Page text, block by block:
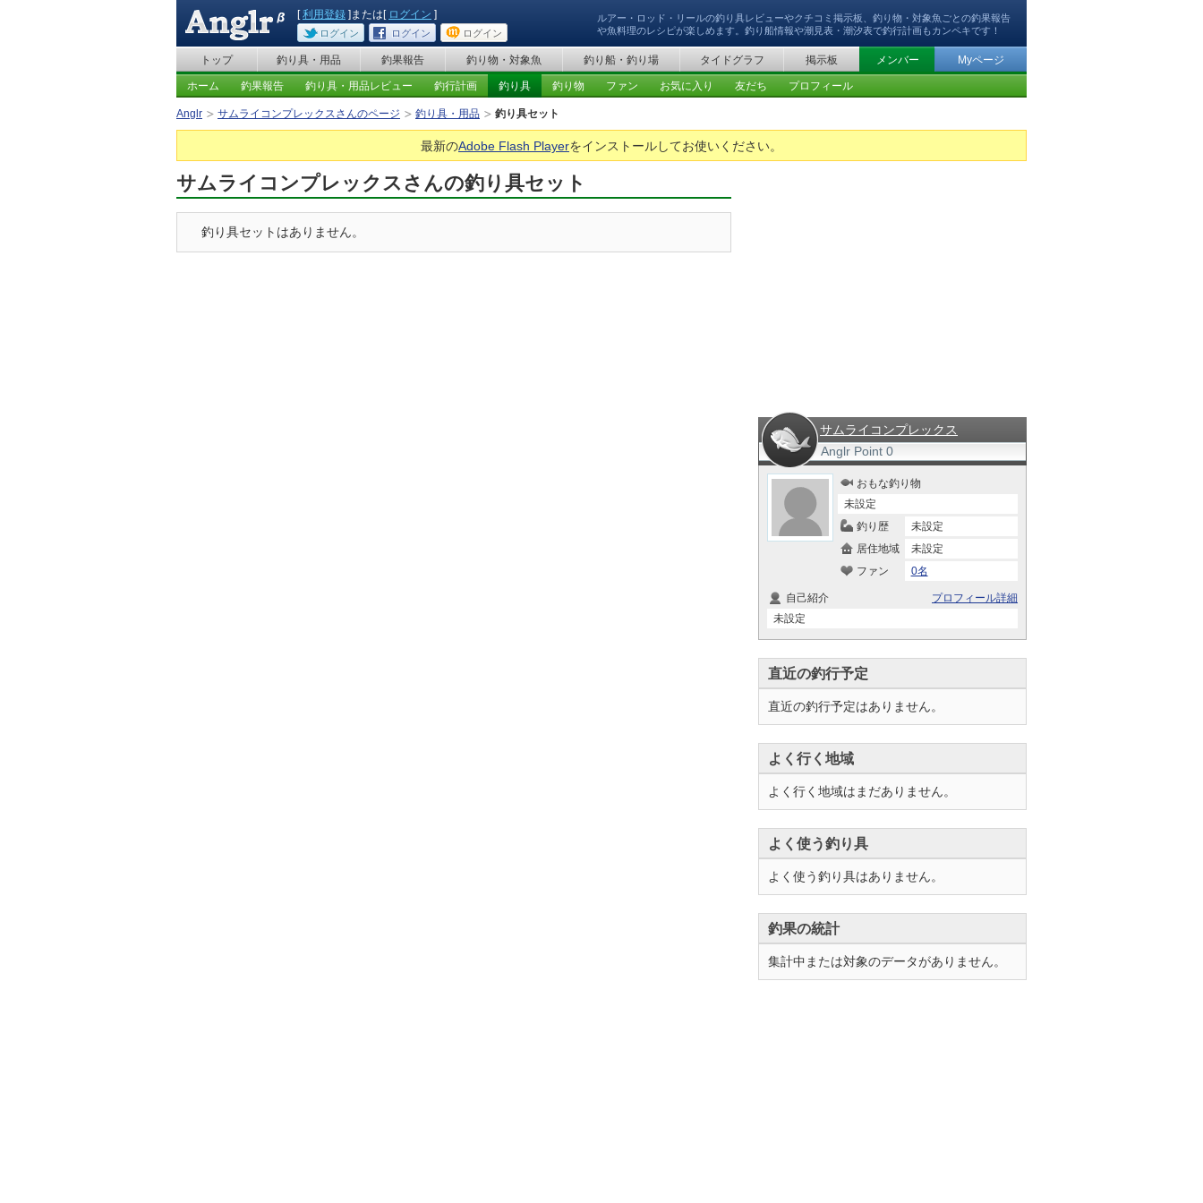
ルアー・ロッド・リールの釣り具レビューやクチコミ掲示板、釣り物・対象魚ごとの釣果報告
や魚料理のレシピが楽しめます。釣り船情報や潮見表・潮汐表で釣行計画もカンペキです！
[利用登録 ]または[ ログイン ]
ログイン ログイン ログイン
トップ 釣り具・用品 釣果報告 釣り物・対象魚 釣り船・釣り場 タイドグラフ 掲示板 メンバー Myページ
ホーム 釣果報告 釣り具・用品レビュー 釣行計画 釣り具 釣り物 ファン お気に入り 友だち プロフィール
Anglr サムライコンプレックスさんのページ 釣り具・用品 釣り具セット
最新のAdobe Flash Playerをインストールしてお使いください。
サムライコンプレックスさんの釣り具セット
釣り具セットはありません。
サムライコンプレックス
Anglr Point 0
おもな釣り物
未設定
釣り歴
未設定
居住地域
未設定
ファン
0名
プロフィール詳細
自己紹介
未設定
直近の釣行予定
直近の釣行予定はありません。
よく行く地域
よく行く地域はまだありません。
よく使う釣り具
よく使う釣り具はありません。
釣果の統計
集計中または対象のデータがありません。